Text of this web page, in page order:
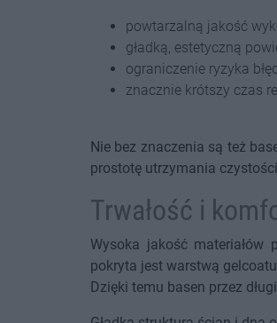
powtarzalną jakość
gładką, estetyczną
ograniczenie ryzyka
znacznie krótszy czas
Nie bez znaczenia są też
prostotę utrzymania
Trwałość i
Wysoka jakość materiałów
pokryta jest warstwą
Dzięki temu basen przez